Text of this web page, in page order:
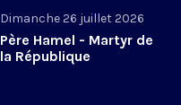
Dimanche 26 juillet 2026
Père Hamel - Martyr de
la République